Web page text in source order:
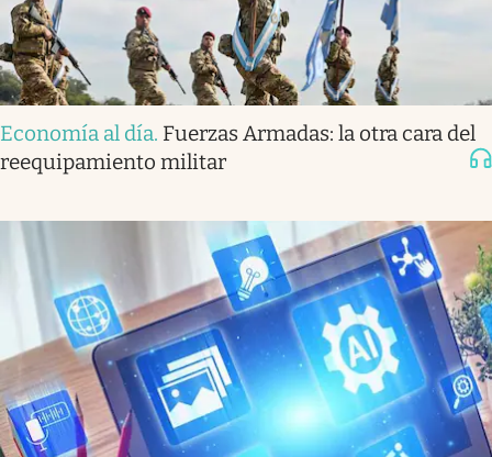
Economía al día. Fuerzas Armadas: la otra cara del
reequipamiento militar